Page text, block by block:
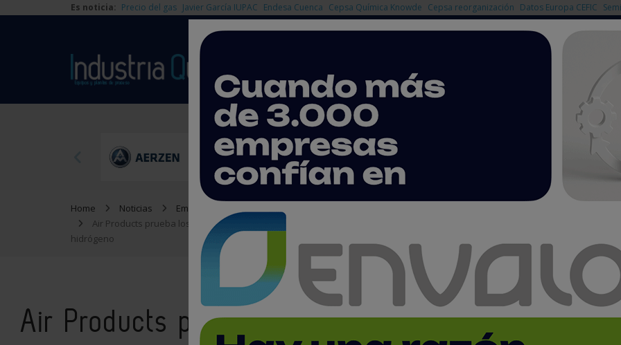
Es noticia: Precio del gas Javier García IUPAC Endesa Cuenca Cepsa Química Knowde Cepsa reorganización Datos Europa CEFIC
Home Noticias
Empresas
Air Products prueba los primeros camiones Genh2 y anuncia sus planes para crear una red europea de repostaje de
hidrógeno
Air Products prueba los primeros camiones